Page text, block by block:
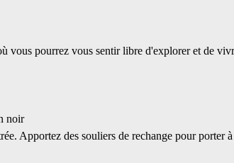
vous pourrez vous sentir libre d'explorer et de
noir
Apportez des souliers de rechange pour porter à